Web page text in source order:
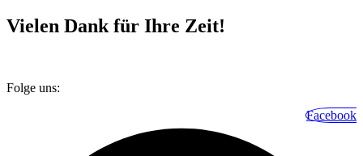
Vielen Dank für Ihre Zeit!
Folge uns:
Facebook